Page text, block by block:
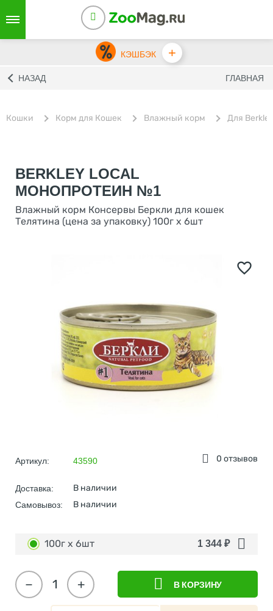
КЭШБЭК +
НАЗАД ГЛАВНАЯ
Кошки Корм для Кошек Влажный корм Для
BERKLEY LOCAL
МОНОПРОТЕИН №1
Влажный корм Консервы Беркли для кошек
Телятина (цена за упаковку) 100г х 6шт
0 отзывов
Артикул: 43590
Доставка: В наличии
Самовывоз: В наличии
100г х 6шт 1 344 ₽
+
− В КОРЗИНУ